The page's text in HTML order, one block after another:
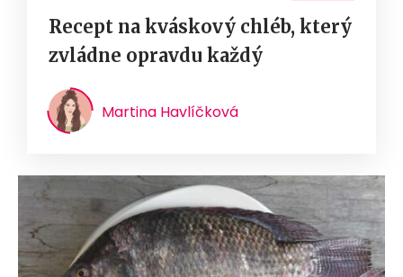
Recept na kváskový chléb, který
zvládne opravdu každý
Martina Havlíčková